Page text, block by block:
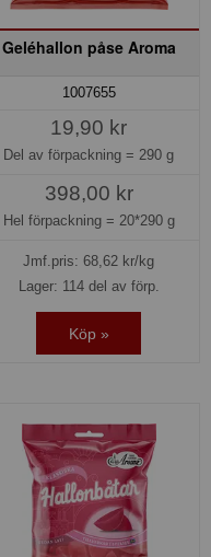
Geléhallon påse Aroma
1007655
19,90 kr
Del av förpackning = 290 g
398,00 kr
Hel förpackning = 20*290 g
Jmf.pris: 68,62 kr/kg
Lager: 114 del av förp.
Köp »